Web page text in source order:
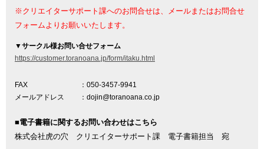
※クリエイターサポート課へのお問合せは、メールまたはお問合せ
フォームよりお願いいたします。
▼サークル様お問い合せフォーム
https://customer.toranoana.jp/form/itaku.html
FAX
：050-3457-9941
メールアドレス
：dojin@toranoana.co.jp
■電子書籍に関するお問い合わせはこちら
株式会社虎の穴 クリエイターサポート課 電子書籍担当 宛